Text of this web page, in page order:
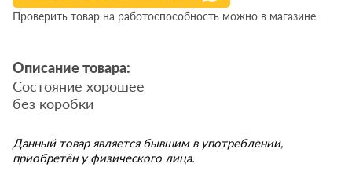
Проверить товар на работоспособность можно в магазине
Описание товара:
Состояние хорошее
без коробки
Данный товар является бывшим в употреблении,
приобретён у физического лица.